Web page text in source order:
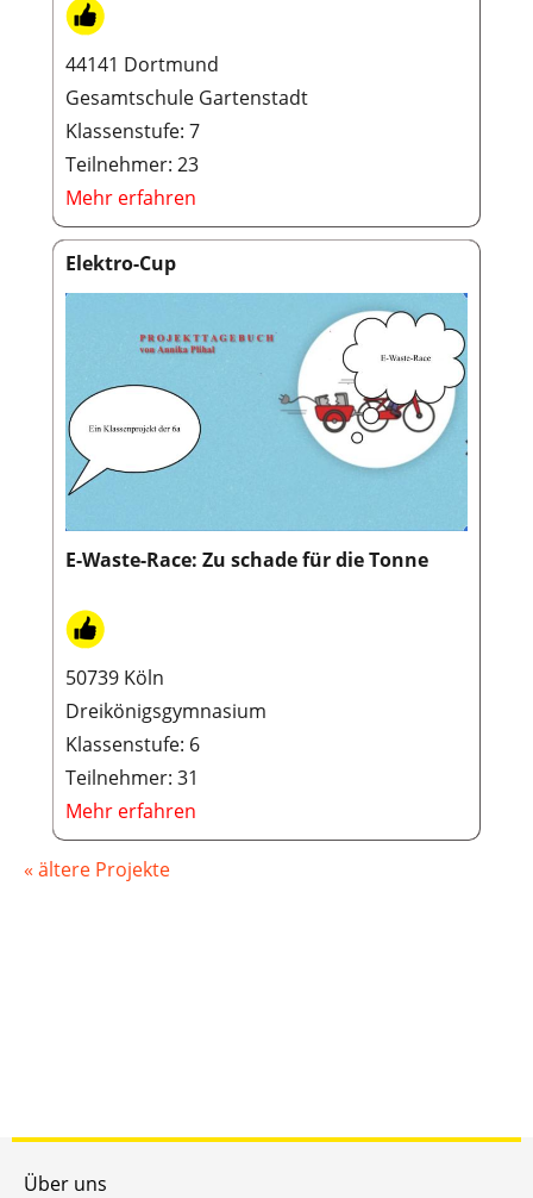
44141 Dortmund
Gesamtschule Gartenstadt
Klassenstufe: 7
Teilnehmer: 23
Mehr erfahren
Elektro-Cup
E-Waste-Race: Zu schade für die Tonne
50739 Köln
Dreikönigsgymnasium
Klassenstufe: 6
Teilnehmer: 31
Mehr erfahren
« ältere Projekte
Über uns